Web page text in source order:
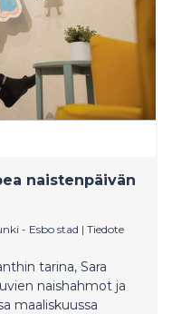
naistenpäivän
- Esbo stad | Tiedote
tarina, Sara
naishahmot ja
maaliskuussa